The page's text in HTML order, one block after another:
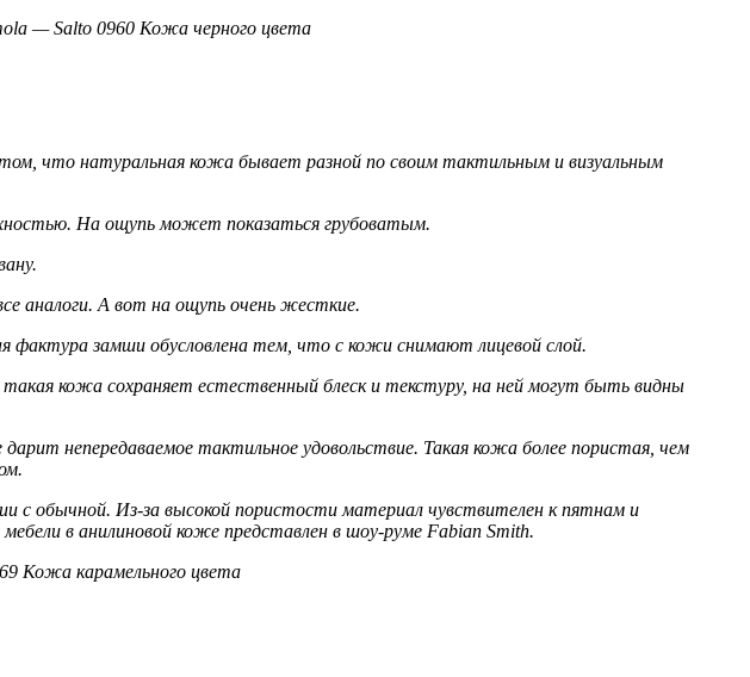
— Salto 0960 Кожа черного цвета
что натуральная кожа бывает разной по своим тактильным и визуальным
На ощупь может показаться грубоватым.
аналоги. А вот на ощупь очень жесткие.
фактура замши обусловлена тем, что с кожи снимают лицевой слой.
кожа сохраняет естественный блеск и текстуру, на ней могут быть видны
непередаваемое тактильное удовольствие. Такая кожа более пористая, чем
с обычной. Из-за высокой пористости материал чувствителен к пятнам и
в анилиновой коже представлен в шоу-руме Fabian Smith.
Кожа карамельного цвета